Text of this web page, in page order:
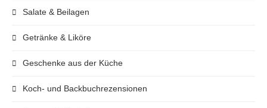
Salate & Beilagen
Getränke & Liköre
Geschenke aus der Küche
Koch- und Backbuchrezensionen